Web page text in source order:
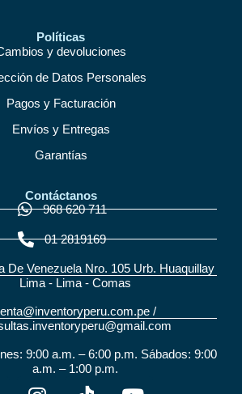
Políticas
y devoluciones
de Datos Personales
Pagos y Facturación
Envíos y Entregas
Garantías
Contáctanos
968 620 711
01 2819169
De Venezuela Nro. 105 Urb. Huaquillay
Lima - Lima - Comas
/
9:00 a.m. – 6:00 p.m. Sábados: 9:00
a.m. – 1:00 p.m.